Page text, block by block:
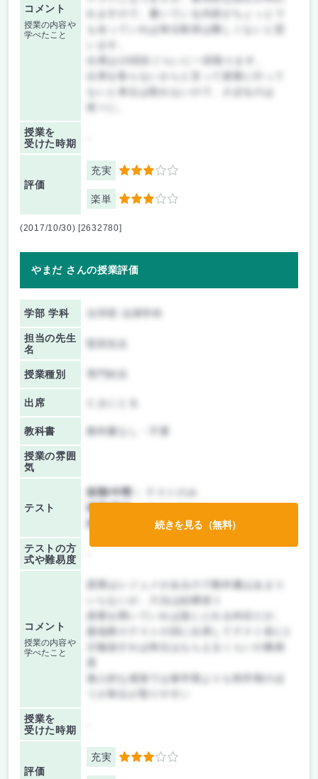
コメント
授業の内容や
学べたこと
れますので、書いている内容がちょっとで
授業を
受けた時期
評価
充実 3
楽単 3
(2017/10/30) [2632780]
やまだ さんの授業評価
学部 学科
担当の先生
名
授業種別
出席
教科書 教科書なし・不要
授業の雰囲
気
テスト
前期/中間：
後期/期末：
教科書ノート持ち込み可
テストの方
式や難易度
コメント
授業の内容や
学べたこと
授業はレジュメがあるので教科書はあまり
いらないが、六法は結構使う
最低限小テストの回に出席してテスト前に1
日勉強すれば単位はもらえるくらいの難易
個人的な感覚では春学期よりも秋学期のほ
授業を
受けた時期
評価
充実 3
続きを見る（無料）